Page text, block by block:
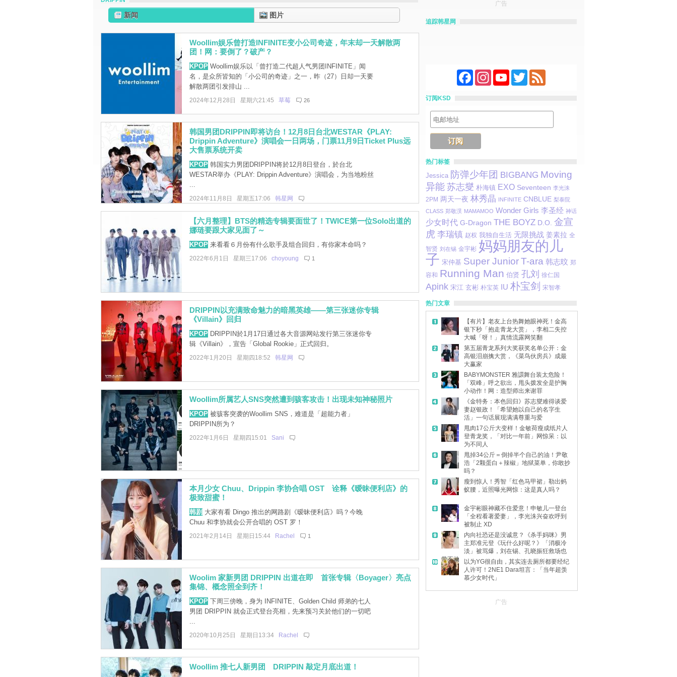
新闻 图片
Woollim娱乐曾打造INFINITE变小公司奇迹，年末却一天解散两
团！网：要倒了？破产？
KPOPWoollim娱乐以「曾打造二代超人气男团INFINITE」闻
名，是众所皆知的「小公司的奇迹」之一，昨（27）日却一天要
解散两团引发排山 ...
2024年12月28日 星期六21:45 草莓 26
韩国男团DRIPPIN即将访台！12月8日台北WESTAR《PLAY:
Drippin Adventure》演唱会一日两场，门票11月9日Ticket Plus远
大售票系统开卖
KPOP韩国实力男团DRIPPIN将於12月8日登台，於台北
WESTAR举办《PLAY: Drippin Adventure》演唱会，为当地粉丝
...
2024年11月8日 星期五17:06 韩星网
【六月整理】BTS的精选专辑要面世了！TWICE第一位Solo出道的
娜琏要跟大家见面了～
KPOP来看看６月份有什么歌手及组合回归，有你家本命吗？
2022年6月1日 星期三17:06 choyoung 1
DRIPPIN以充满致命魅力的暗黑英雄——第三张迷你专辑
《Villain》回归
KPOPDRIPPIN於1月17日通过各大音源网站发行第三张迷你专
辑《Villain》，宣告「Global Rookie」正式回归。
2022年1月20日 星期四18:52 韩星网
Woollim所属艺人SNS突然遭到骇客攻击！出现未知神秘照片
KPOP被骇客突袭的Woollim SNS，难道是「超能力者」
DRIPPIN所为？
2022年1月6日 星期四15:01 Sani
本月少女 Chuu、Drippin 李协合唱 OST 诠释《暧昧便利店》的
极致甜蜜！
韩剧 大家有看 Dingo 推出的网路剧《暧昧便利店》吗？今晚
Chuu 和李协就会公开合唱的 OST 罗！
2021年2月14日 星期日15:44 Rachel 1
Woolim 家新男团 DRIPPIN 出道在即 首张专辑〈Boyager〉亮点
集锦、概念照全到齐！
KPOP下周三傍晚，身为 INFINITE、Golden Child 师弟的七人
男团 DRIPPIN 就会正式登台亮相，先来预习关於他们的一切吧
...
2020年10月25日 星期日13:34 Rachel
Woollim 推七人新男团 DRIPPIN 敲定月底出道！
广告
追踪韩星网
FacebookInstagramYouTubeTwitterFeed
订阅KSD
热门标签
Jessica 防弹少年团 BIGBANG Moving
异能 苏志燮 朴海镇 EXO Seventeen 李光洙
2PM 两天一夜 林秀晶 INFINITE CNBLUE 梨泰院
CLASS 郑敬淏 MAMAMOO Wonder Girls 李圣经 神话
少女时代 G-Dragon THE BOYZ D.O. 金宣
虎 李瑞镇 赵权 我独自生活 无限挑战 姜素拉 全
智贤 刘在锡 金宇彬 妈妈朋友的儿
子 宋仲基 Super Junior T-ara 韩志旼 郑
容和 Running Man 伯贤 孔刘 徐仁国
Apink 宋江 玄彬 朴宝英 IU 朴宝剑 宋智孝
热门文章
【有片】老友上台热舞她眼神死！金高
银下秒「抱走青龙大赏」，李相二失控
大喊「呀！」真情流露网笑翻
第五届青龙系列大奖获奖名单公开：金
高银泪崩擒大赏，《菜鸟伙房兵》成最
大赢家
BABYMONSTER 雅譞舞台装太危险！
「双峰」呼之欲出，甩头拨发全是护胸
小动作！网：造型师出来谢罪
《金特务：本色回归》苏志燮难得谈爱
妻赵银政！「希望她以自己的名字生
活」一句话展现满满尊重与爱
甩肉17公斤大变样！金敏荷瘦成纸片人
登青龙奖，「对比一年前」网惊呆：以
为不同人
甩掉34公斤＝倒掉半个自己的油！尹敬
浩「2颗蛋白＋辣椒」地狱菜单，你敢抄
吗？
瘦到惊人！秀智「红色马甲裙」勒出蚂
蚁腰，近照曝光网惊：这是真人吗？
金宇彬眼神藏不住爱意！申敏儿一登台
「全程看著爱妻」，李光洙兴奋欢呼到
被制止 XD
内向社恐还是没诚意？《杀手妈咪》男
主郑准元登《玩什么好呢？》「消极冷
淡」被骂爆，刘在锡、孔晓振狂救场也
带不动
以为YG很自由，其实连去厕所都要经纪
人许可！2NE1 Dara坦言：「当年超羡
慕少女时代」
广告